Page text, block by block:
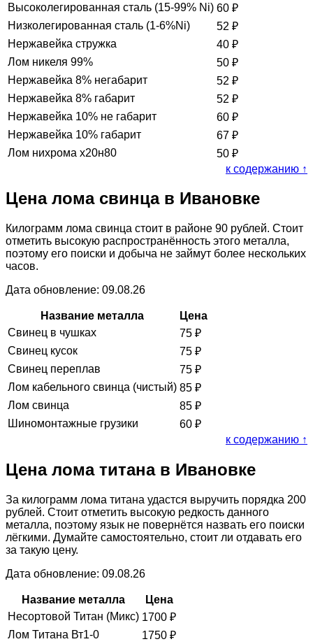
Высоколегированная сталь (15-99% Ni) 60 ₽
Низколегированная сталь (1-6%Ni)
52 ₽
Нержавейка стружка
40 ₽
Лом никеля 99%
50 ₽
Нержавейка 8% негабарит
52 ₽
Нержавейка 8% габарит
52 ₽
Нержавейка 10% не габарит
60 ₽
Нержавейка 10% габарит
67 ₽
Лом нихрома х20н80
50 ₽
к содержанию ↑
Цена лома свинца в Ивановке
Килограмм лома свинца стоит в районе 90 рублей. Стоит
отметить высокую распространённость этого металла,
поэтому его поиски и добыча не займут более нескольких
часов.
Дата обновление: 09.08.26
Название металла
Цена
Свинец в чушках
75 ₽
Свинец кусок
75 ₽
Свинец переплав
75 ₽
Лом кабельного свинца (чистый) 85 ₽
Лом свинца
85 ₽
Шиномонтажные грузики
60 ₽
к содержанию ↑
Цена лома титана в Ивановке
За килограмм лома титана удастся выручить порядка 200
рублей. Стоит отметить высокую редкость данного
металла, поэтому язык не повернётся назвать его поиски
лёгкими. Думайте самостоятельно, стоит ли отдавать его
за такую цену.
Дата обновление: 09.08.26
Название металла
Цена
Несортовой Титан (Микс) 1700 ₽
Лом Титана Вт1-0
1750 ₽